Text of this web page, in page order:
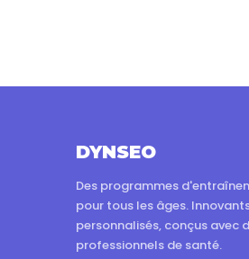
DYNSEO
Des programmes
pour tous les âges.
personnalisés, conçus avec
professionnels de santé.